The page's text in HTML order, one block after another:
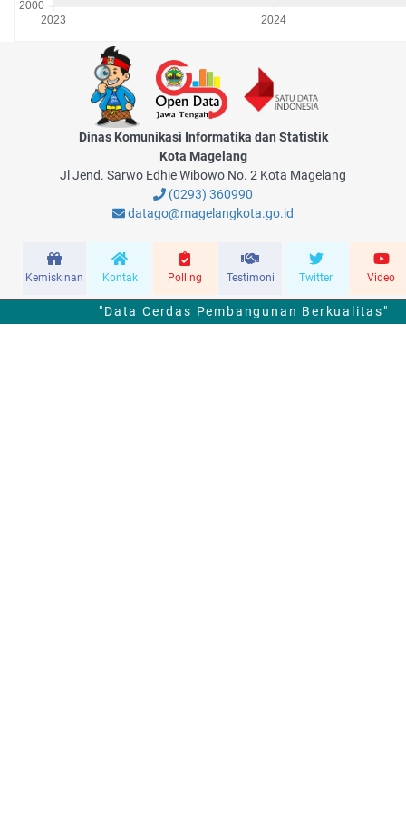
Dinas Komunikasi Informatika dan Statistik
Kota Magelang
Jl Jend. Sarwo Edhie Wibowo No. 2 Kota Magelang
(0293) 360990
datago@magelangkota.go.id
Kemiskinan Kontak Polling Testimoni Twitter Video
"Data Cerdas Pembangunan Berkualitas"